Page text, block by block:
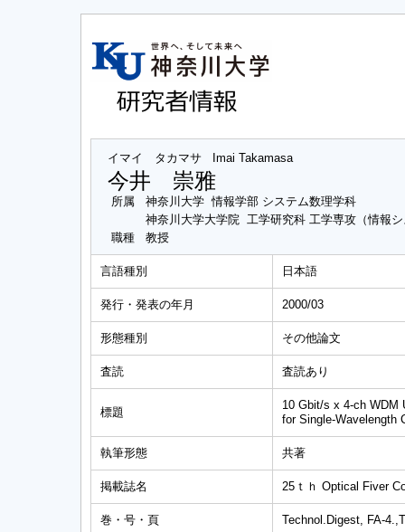
イマイ タカマサ Imai Takamasa
今井 崇雅
所属
神奈川大学 情報学部 システム数理学科
神奈川大学大学院 工学研究科 工学専攻（情報
職種
教授
言語種別 日本語
発行・発表の年月 2000/03
形態種別 その他論文
査読 査読あり
標題
10 Gbit/s x 4-ch WDM
for Single-Wavelength
執筆形態 共著
掲載誌名 25ｔｈ Optical Fiver
巻・号・頁 Technol.Digest, FA-